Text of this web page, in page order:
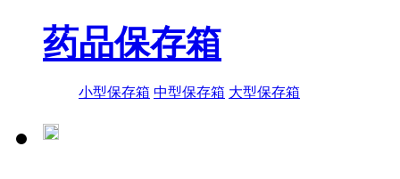
药品保存箱
小型保存箱 中型保存箱 大型保存箱